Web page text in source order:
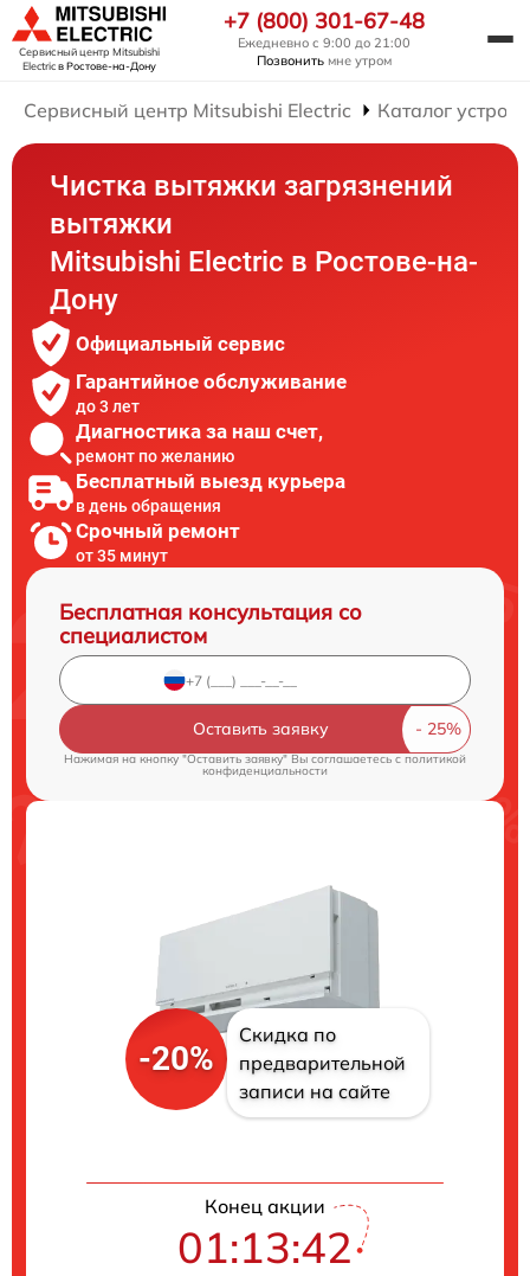
Сервисный центр Mitsubishi
Electricв Ростове-на-Дону
+7 (800) 301-67-48
Ежедневно с 9:00 до 21:00
Позвонить мне утром
Сервисный центр Mitsubishi Electric Каталог
Чистка вытяжки загрязнений
вытяжки
Mitsubishi Electric в Ростове-на-
Дону
Официальный сервис
Гарантийное обслуживание
до 3 лет
Диагностика за наш счет,
ремонт по желанию
Бесплатный выезд курьера
в день обращения
Срочный ремонт
от 35 минут
Бесплатная консультация со
специалистом
Оставить заявку
Нажимая на кнопку "Оставить заявку" Вы соглашаетесь c политикой
конфиденциальности
-20%
Скидка по
предварительной
записи на сайте
Конец акции
01:13:42